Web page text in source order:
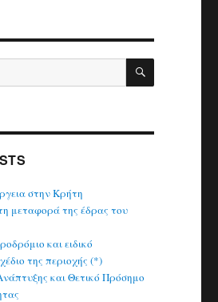
SEARCH
στην Κρήτη
μεταφορά της έδρας του
και ειδικό
της περιοχής (*)
και Θετικό Πρόσημο